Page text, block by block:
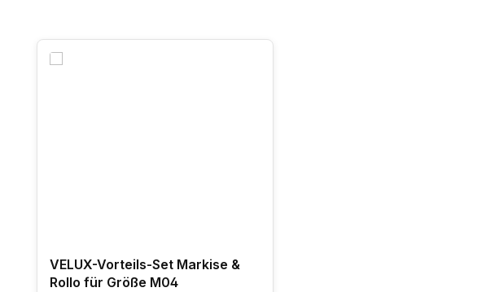
VELUX-Vorteils-Set Markise &
Rollo für Größe M04